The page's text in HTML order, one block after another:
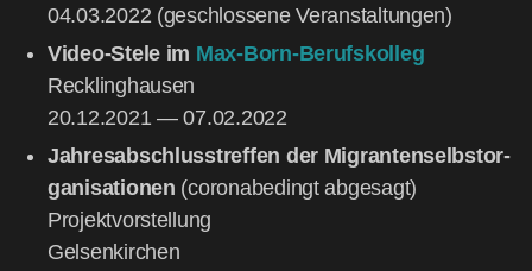
04.03.2022 (geschlos­se­ne Veranstaltungen)
Video-Ste­le im Max-Born-Berufs­kol­leg
Reck­ling­hau­sen
20.12.2021 — 07.02.2022
Jah­res­ab­schluss­tref­fen der Migran­ten­selbst­or­
ga­ni­sa­tio­nen (coro­nabe­dingt abge­sagt)
Pro­jekt­vor­stel­lung
Gel­sen­kir­chen